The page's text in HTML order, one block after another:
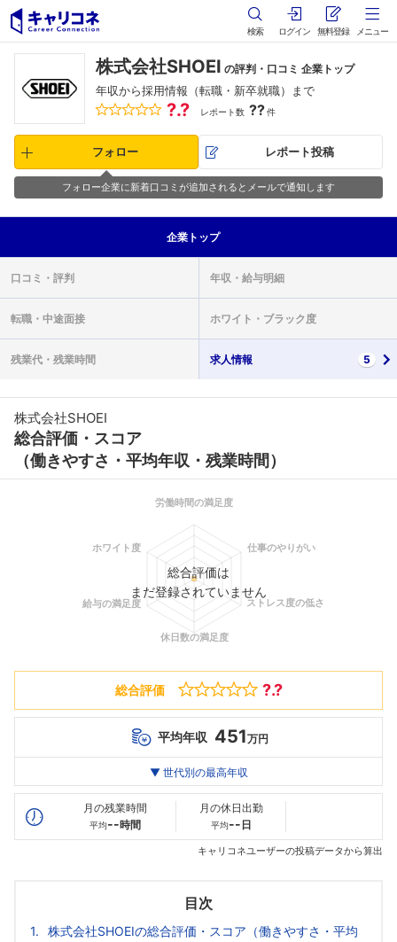
検索 ログイン 無料登録 メニュー
株式会社SHOEI の評判・口コミ 企業トップ
年収から採用情報（転職・新卒就職）まで
?.? レポート数 ??件
フォロー レポート投稿
フォロー企業に新着口コミが追加されるとメールで通知します
企業 トップ
口コミ・ 評判 年収・ 給与明細
転職・ 中途面接 ホワイト・ ブラック度
残業代・ 残業時間 求人情報 5
株式会社SHOEI
総合評価・スコア
（働きやすさ・平均年収・残業時間）
総合評価は
まだ登録されていません
総合評価 ?.?
平均年収 451万円
最高年収
20代
--万
30代
--万
--万
▼ 世代別の最高年収
月の残業時間
平均--時間
月の休日出勤
平均-- 日
キャリコネユーザーの投稿データから算出
目次
株式会社SHOEIの総合評価・スコア（働きやすさ・平均